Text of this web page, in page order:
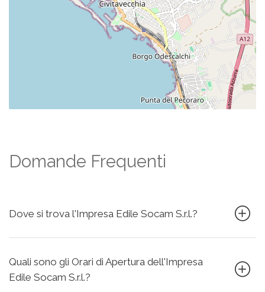
Domande Frequenti
Dove si trova l'Impresa Edile Socam S.r.l.?
Quali sono gli Orari di Apertura dell'Impresa
Edile Socam S.r.l.?